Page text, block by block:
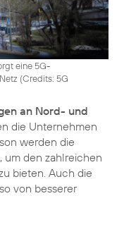
eine 5G-
Netz (Credits: 5G
an Nord- und
die Unternehmen
werden die
um den zahlreichen
bieten. Auch die
von besserer